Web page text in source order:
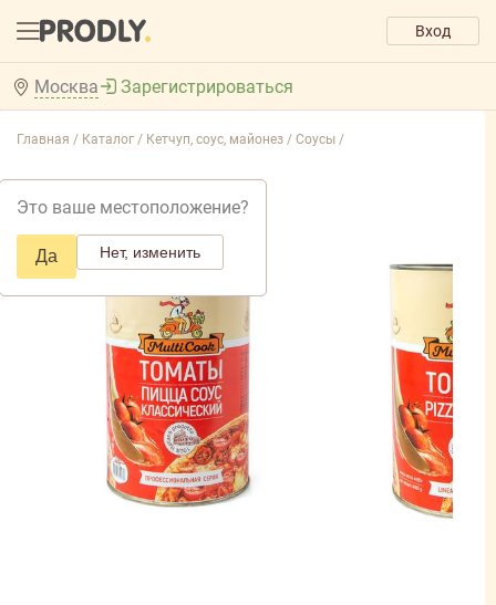
Вход
Москва
Это ваше местоположение?
Да Нет, изменить
Зарегистрироваться
Главная / Каталог / Кетчуп, соус, майонез / Соусы /